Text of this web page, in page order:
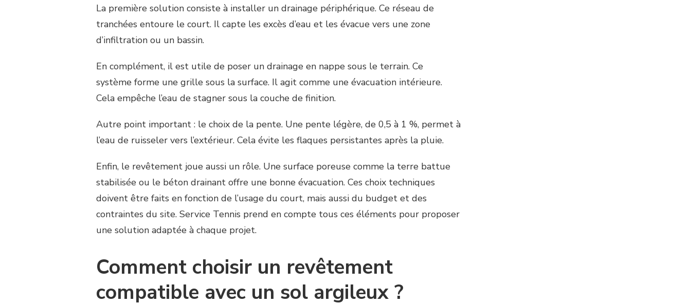
La première solution consiste à installer un drainage périphérique. Ce réseau de
tranchées entoure le court. Il capte les excès d’eau et les évacue vers une zone
d’infiltration ou un bassin.
En complément, il est utile de poser un drainage en nappe sous le terrain. Ce
système forme une grille sous la surface. Il agit comme une évacuation intérieure.
Cela empêche l’eau de stagner sous la couche de finition.
Autre point important : le choix de la pente. Une pente légère, de 0,5 à 1 %, permet à
l’eau de ruisseler vers l’extérieur. Cela évite les flaques persistantes après la pluie.
Enfin, le revêtement joue aussi un rôle. Une surface poreuse comme la terre battue
stabilisée ou le béton drainant offre une bonne évacuation. Ces choix techniques
doivent être faits en fonction de l’usage du court, mais aussi du budget et des
contraintes du site. Service Tennis prend en compte tous ces éléments pour proposer
une solution adaptée à chaque projet.
Comment choisir un revêtement
compatible avec un sol argileux ?